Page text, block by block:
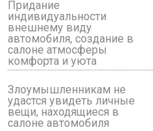
Придание
индивидуальности
внешнему виду
автомобиля, создание в
салоне атмосферы
комфорта и уюта
Злоумышленникам не
удастся увидеть личные
вещи, находящиеся в
салоне автомобиля